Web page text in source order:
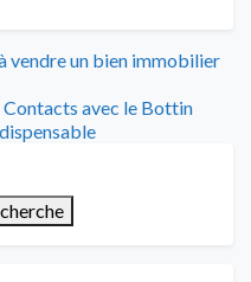
vendre un bien immobilier
avec le Bottin